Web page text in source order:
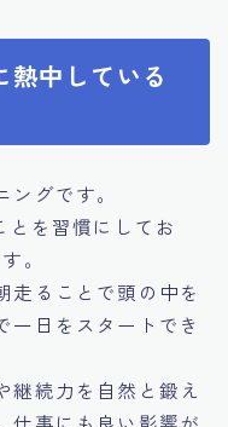
中している
グです。
とを習慣にしてお
。
走ることで頭の中を
一日をスタートでき
継続力を自然と鍛え